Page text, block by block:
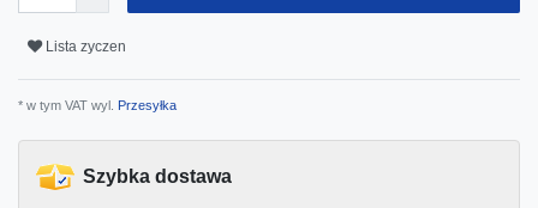
Lista zyczen
* w tym VAT wyl. Przesyłka
Szybka dostawa